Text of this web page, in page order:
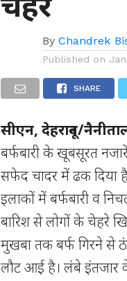
By Chandrek
Published on
SHARE
सीएन, देहरादून/
बर्फबारी के खूबसूरत
सफेद चादर में ढक दिया
इलाकों में बर्फबारी व
बारिश से लोगों के चेहरे
मुखबा तक बर्फ गिरने से
लौट आई है। लंबे इंतजार